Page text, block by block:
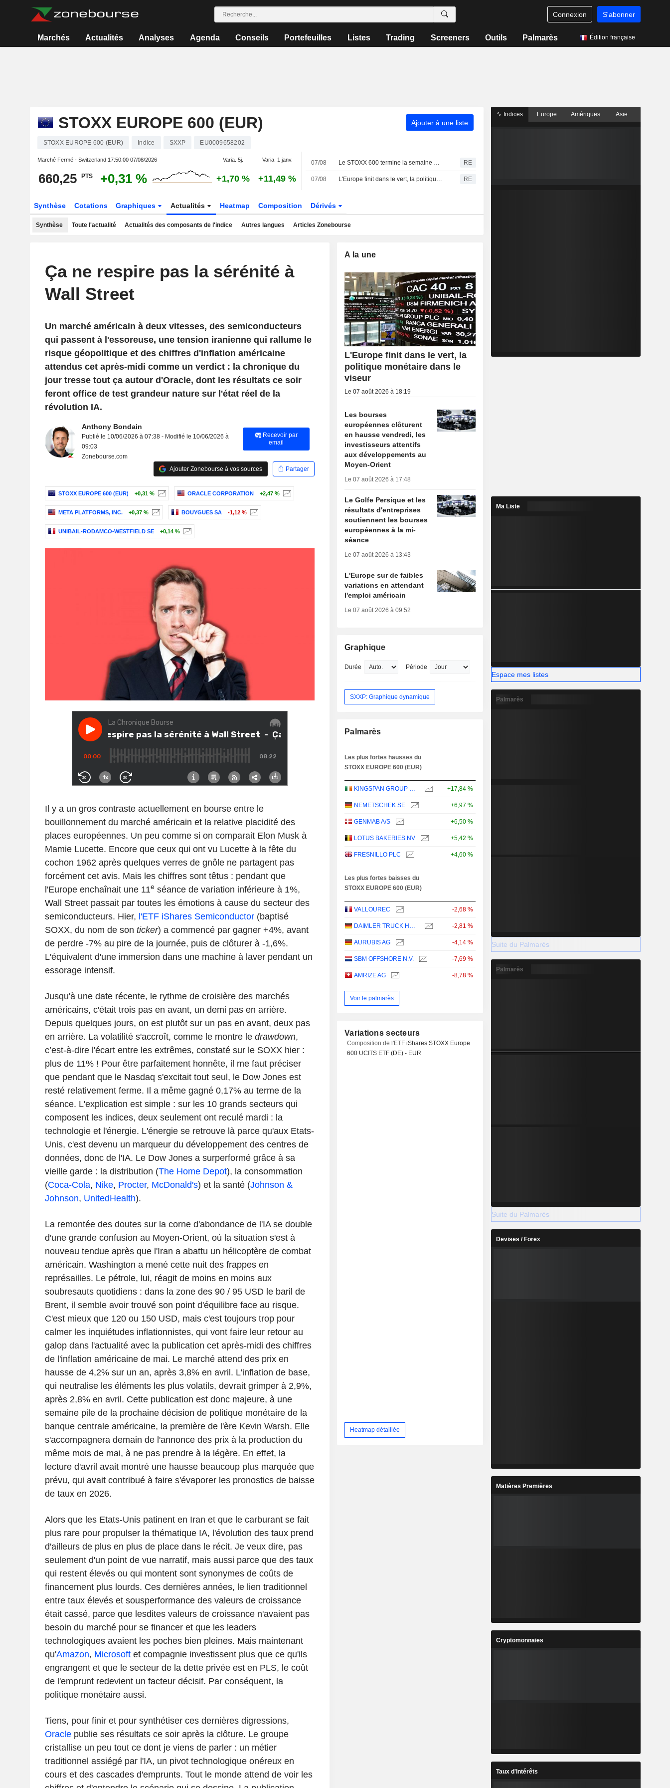
Connexion S'abonner
Marchés Actualités Analyses Agenda Conseils Portefeuilles Listes Trading Screeners Outils Palmarès Édition française
STOXX EUROPE 600 (EUR) Ajouter à une liste
STOXX EUROPE 600 (EUR) Indice SXXP EU0009658202
Marché Fermé - Switzerland 17:50:00 07/08/2026 Varia. 5j. Varia. 1 janv.
660,25 PTS +0,31 % +1,70 % +11,49 %
07/08 Le STOXX 600 termine la semaine à un sommet historique, porté par les résultats et la faiblesse de l'emploi américain RE
07/08 L'Europe finit dans le vert, la politique monétaire dans le viseur RE
Synthèse Cotations Graphiques Actualités Heatmap Composition Dérivés
Synthèse Toute l'actualité Actualités des composants de l'indice Autres langues Articles Zonebourse
Ça ne respire pas la sérénité à
Wall Street
Un marché américain à deux vitesses, des semiconducteurs
qui passent à l'essoreuse, une tension iranienne qui rallume le
risque géopolitique et des chiffres d'inflation américaine
attendus cet après-midi comme un verdict : la chronique du
jour tresse tout ça autour d'Oracle, dont les résultats ce soir
feront office de test grandeur nature sur l'état réel de la
révolution IA.
Anthony Bondain
Publié le 10/06/2026 à 07:38 - Modifié le 10/06/2026 à
09:03
Zonebourse.com
Recevoir par
email
Ajouter Zonebourse à vos sources Partager
STOXX EUROPE 600 (EUR) +0,31 % ORACLE CORPORATION +2,47 %
META PLATFORMS, INC. +0,37 % BOUYGUES SA -1,12 %
UNIBAIL-RODAMCO-WESTFIELD SE +0,14 %
Il y a un gros contraste actuellement en bourse entre le
bouillonnement du marché américain et la relative placidité des
places européennes. Un peu comme si on comparait Elon Musk à
Mamie Lucette. Encore que ceux qui ont vu Lucette à la fête du
cochon 1962 après quelques verres de gnôle ne partagent pas
forcément cet avis. Mais les chiffres sont têtus : pendant que
l'Europe enchaînait une 11eséance de variation inférieure à 1%,
Wall Street passait par toutes les émotions à cause du secteur des
semiconducteurs. Hier, l'ETF iShares Semiconductor(baptisé
SOXX, du nom de son ticker) a commencé par gagner +4%, avant
de perdre -7% au pire de la journée, puis de clôturer à -1,6%.
L'équivalent d'une immersion dans une machine à laver pendant un
essorage intensif.
Jusqu'à une date récente, le rythme de croisière des marchés
américains, c'était trois pas en avant, un demi pas en arrière.
Depuis quelques jours, on est plutôt sur un pas en avant, deux pas
en arrière. La volatilité s'accroît, comme le montre le drawdown,
c’est-à-dire l'écart entre les extrêmes, constaté sur le SOXX hier :
plus de 11% ! Pour être parfaitement honnête, il me faut préciser
que pendant que le Nasdaq s'excitait tout seul, le Dow Jones est
resté relativement ferme. Il a même gagné 0,17% au terme de la
séance. L'explication est simple : sur les 10 grands secteurs qui
composent les indices, deux seulement ont reculé mardi : la
technologie et l'énergie. L'énergie se retrouve là parce qu'aux Etats-
Unis, c'est devenu un marqueur du développement des centres de
données, donc de l'IA. Le Dow Jones a surperformé grâce à sa
vieille garde : la distribution (The Home Depot), la consommation
(Coca-Cola, Nike, Procter, McDonald's) et la santé (Johnson &
Johnson, UnitedHealth).
La remontée des doutes sur la corne d'abondance de l'IA se double
d'une grande confusion au Moyen-Orient, où la situation s'est à
nouveau tendue après que l'Iran a abattu un hélicoptère de combat
américain. Washington a mené cette nuit des frappes en
représailles. Le pétrole, lui, réagit de moins en moins aux
soubresauts quotidiens : dans la zone des 90 / 95 USD le baril de
Brent, il semble avoir trouvé son point d'équilibre face au risque.
C'est mieux que 120 ou 150 USD, mais c'est toujours trop pour
calmer les inquiétudes inflationnistes, qui vont faire leur retour au
galop dans l'actualité avec la publication cet après-midi des chiffres
de l'inflation américaine de mai. Le marché attend des prix en
hausse de 4,2% sur un an, après 3,8% en avril. L'inflation de base,
qui neutralise les éléments les plus volatils, devrait grimper à 2,9%,
après 2,8% en avril. Cette publication est donc majeure, à une
semaine pile de la prochaine décision de politique monétaire de la
banque centrale américaine, la première de l'ère Kevin Warsh. Elle
s'accompagnera demain de l'annonce des prix à la production du
même mois de mai, à ne pas prendre à la légère. En effet, la
lecture d'avril avait montré une hausse beaucoup plus marquée que
prévu, qui avait contribué à faire s'évaporer les pronostics de baisse
de taux en 2026.
Alors que les Etats-Unis patinent en Iran et que le carburant se fait
plus rare pour propulser la thématique IA, l'évolution des taux prend
d'ailleurs de plus en plus de place dans le récit. Je veux dire, pas
seulement d'un point de vue narratif, mais aussi parce que des taux
qui restent élevés ou qui montent sont synonymes de coûts de
financement plus lourds. Ces dernières années, le lien traditionnel
entre taux élevés et sousperformance des valeurs de croissance
était cassé, parce que lesdites valeurs de croissance n'avaient pas
besoin du marché pour se financer et que les leaders
technologiques avaient les poches bien pleines. Mais maintenant
qu'Amazon, Microsoftet compagnie investissent plus que ce qu'ils
engrangent et que le secteur de la dette privée est en PLS, le coût
de l'emprunt redevient un facteur décisif. Par conséquent, la
politique monétaire aussi.
Tiens, pour finir et pour synthétiser ces dernières digressions,
Oraclepublie ses résultats ce soir après la clôture. Le groupe
cristallise un peu tout ce dont je viens de parler : un métier
traditionnel assiégé par l'IA, un pivot technologique onéreux en
cours et des cascades d'emprunts. Tout le monde attend de voir les
A la une
L'Europe finit dans le vert, la
politique monétaire dans le
viseur
Le 07 août 2026 à 18:19
Les bourses
européennes clôturent
en hausse vendredi, les
investisseurs attentifs
aux développements au
Moyen-Orient
Le 07 août 2026 à 17:48
Le Golfe Persique et les
résultats d'entreprises
soutiennent les bourses
européennes à la mi-
séance
Le 07 août 2026 à 13:43
L'Europe sur de faibles
variations en attendant
l'emploi américain
Le 07 août 2026 à 09:52
Graphique
Durée Période
SXXP: Graphique dynamique
Palmarès
Les plus fortes hausses du
STOXX EUROPE 600 (EUR)
KINGSPAN GROUP PLC +17,84 %
NEMETSCHEK SE +6,97 %
GENMAB A/S +6,50 %
LOTUS BAKERIES NV +5,42 %
FRESNILLO PLC +4,60 %
Les plus fortes baisses du
STOXX EUROPE 600 (EUR)
VALLOUREC -2,68 %
DAIMLER TRUCK HOLDING AG -2,81 %
AURUBIS AG -4,14 %
SBM OFFSHORE N.V. -7,69 %
AMRIZE AG -8,78 %
Voir le palmarès
Variations secteurs
Composition de l'ETFiShares STOXX Europe
600 UCITS ETF (DE) - EUR
Heatmap détaillée
Indices Europe Amériques Asie
Ma Liste
Espace mes listes
Palmarès
Suite du Palmarès
Palmarès
Suite du Palmarès
Devises / Forex
Matières Premières
Cryptomonnaies
Taux d'Intérêts